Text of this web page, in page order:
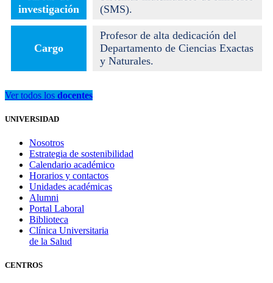
investigación
(SMS).
Cargo
Profesor de alta dedicación del
Departamento de Ciencias Exactas
y Naturales.
Ver todos los docentes
UNIVERSIDAD
Nosotros
Estrategia de sostenibilidad
Calendario académico
Horarios y contactos
Unidades académicas
Alumni
Portal Laboral
Biblioteca
Clínica Universitaria
de la Salud
CENTROS